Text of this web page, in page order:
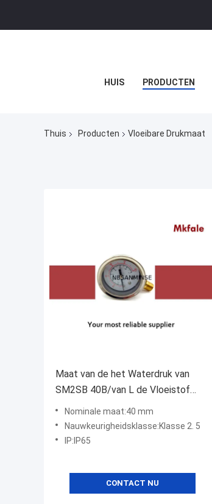
HUIS PRODUCTEN
Thuis Producten Vloeibare Drukmaat
Maat van de het Waterdruk van
SM2SB 40B/van L de Vloeistof
Gevulde met twee Geschroefte
Verbinding
Nominale maat:40 mm
Nauwkeurigheidsklasse:Klasse 2. 5
IP:IP65
CONTACT NU